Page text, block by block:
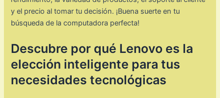
y el precio al tomar tu decisión. ¡Buena suerte en tu
búsqueda de la computadora perfecta!
Descubre por qué Lenovo es la
elección inteligente para tus
necesidades tecnológicas